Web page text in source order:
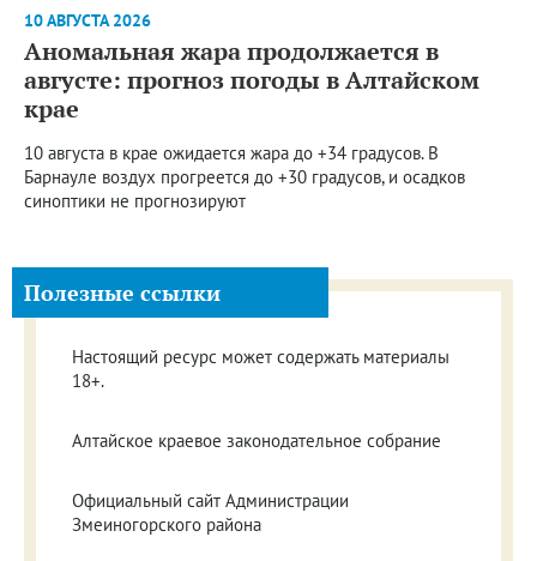
10 АВГУСТА 2026
Аномальная жара продолжается в
августе: прогноз погоды в Алтайском
крае
10 августа в крае ожидается жара до +34 градусов. В
Барнауле воздух прогреется до +30 градусов, и осадков
синоптики не прогнозируют
Полезные ссылки
Настоящий ресурс может содержать материалы
18+.
Алтайское краевое законодательное собрание
Официальный сайт Администрации
Змеиногорского района